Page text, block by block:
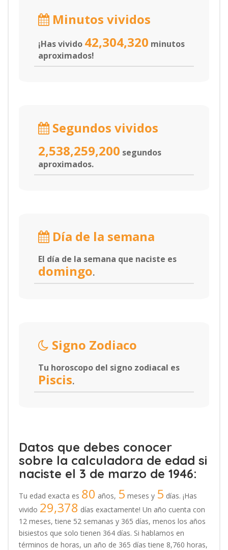
Minutos vividos
¡Has vivido 42,304,320 minutos
aproximados!
Segundos vividos
2,538,259,200 segundos
aproximados.
Día de la semana
El día de la semana que naciste es
domingo.
Signo Zodiaco
Tu horoscopo del signo zodiacal es
Piscis.
Datos que debes conocer
sobre la calculadora de edad si
naciste el 3 de marzo de 1946:
Tu edad exacta es 80 años, 5 meses y 5 días. ¡Has
vivido 29,378 días exactamente! Un año cuenta con
12 meses, tiene 52 semanas y 365 días, menos los años
bisiestos que solo tienen 364 días. Si hablamos en
términos de horas, un año de 365 días tiene 8,760 horas,